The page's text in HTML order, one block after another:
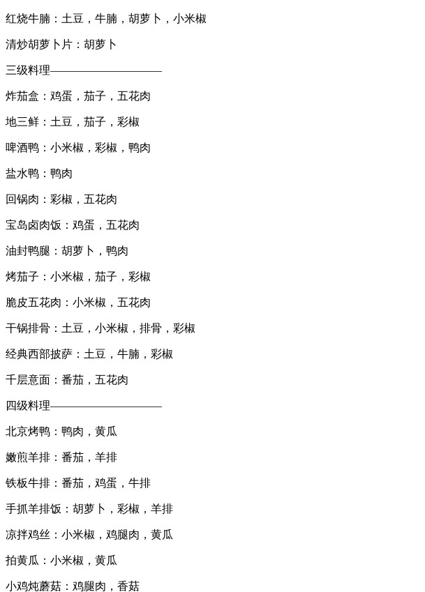
红烧牛腩：土豆，牛腩，胡萝卜，小米椒
清炒胡萝卜片：胡萝卜
三级料理——————————
炸茄盒：鸡蛋，茄子，五花肉
地三鲜：土豆，茄子，彩椒
啤酒鸭：小米椒，彩椒，鸭肉
盐水鸭：鸭肉
回锅肉：彩椒，五花肉
宝岛卤肉饭：鸡蛋，五花肉
油封鸭腿：胡萝卜，鸭肉
烤茄子：小米椒，茄子，彩椒
脆皮五花肉：小米椒，五花肉
干锅排骨：土豆，小米椒，排骨，彩椒
经典西部披萨：土豆，牛腩，彩椒
千层意面：番茄，五花肉
四级料理——————————
北京烤鸭：鸭肉，黄瓜
嫩煎羊排：番茄，羊排
铁板牛排：番茄，鸡蛋，牛排
手抓羊排饭：胡萝卜，彩椒，羊排
凉拌鸡丝：小米椒，鸡腿肉，黄瓜
拍黄瓜：小米椒，黄瓜
小鸡炖蘑菇：鸡腿肉，香菇